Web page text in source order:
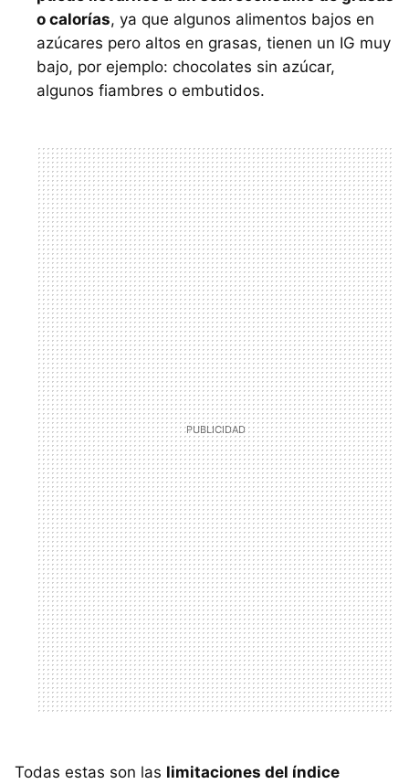
o calorías, ya que algunos alimentos bajos en
azúcares pero altos en grasas, tienen un IG muy
bajo, por ejemplo: chocolates sin azúcar,
algunos fiambres o embutidos.
Todas estas son las limitaciones del índice